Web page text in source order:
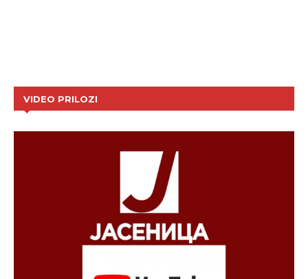
VIDEO PRILOZI